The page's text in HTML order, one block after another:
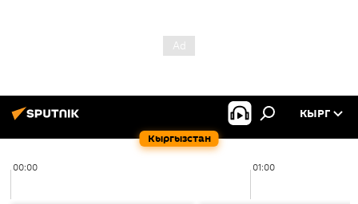
Кыргызстан
КЫРГ
00:00 01:00